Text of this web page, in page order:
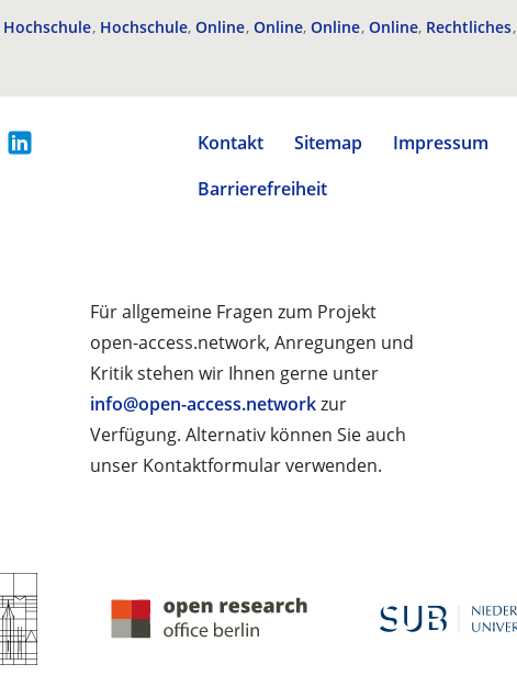
Hochschule Hochschule Online Online Online Online Rechtliches
Kontakt Sitemap Impressum
Barrierefreiheit
Für allgemeine Fragen zum Projekt
open-access.network, Anregungen und
Kritik stehen wir Ihnen gerne unter
info@open-access.networkzur
Verfügung. Alternativ können Sie auch
unser Kontaktformular verwenden.